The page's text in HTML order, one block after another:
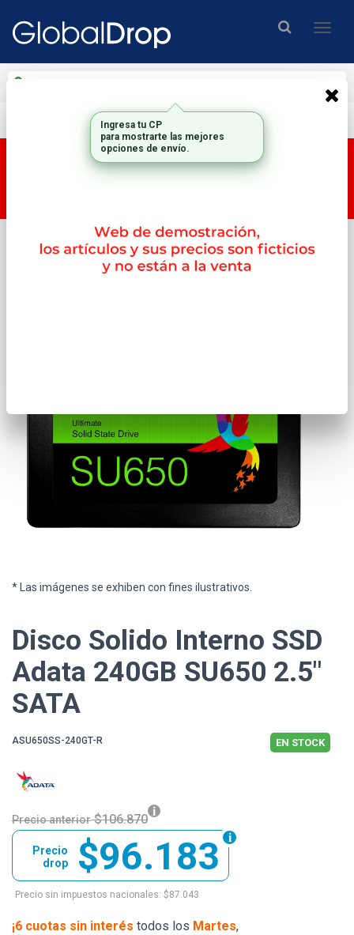
Envío gratis en compras mayores a $200.000.-
Esta tienda es una tienda DEMO, por lo tanto los
productos y su correspondiente PRECIO no son
Inicio Almacenamiento Ssd Internos
* Las imágenes se exhiben con fines ilustrativos.
Disco Solido Interno SSD
Adata 240GB SU650 2.5"
SATA
ASU650SS-240GT-R EN STOCK
Precio anterior $106.870
$96.183
Precio
drop
Precio sin impuestos nacionales: $87.043
¡6 cuotas sin interés todos los Martes,